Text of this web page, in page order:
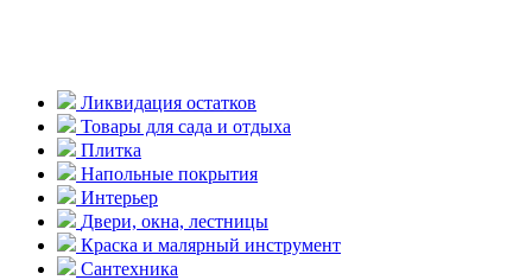
Ликвидация остатков
Товары для сада и отдыха
Плитка
Напольные покрытия
Интерьер
Двери, окна, лестницы
Краска и малярный инструмент
Сантехника